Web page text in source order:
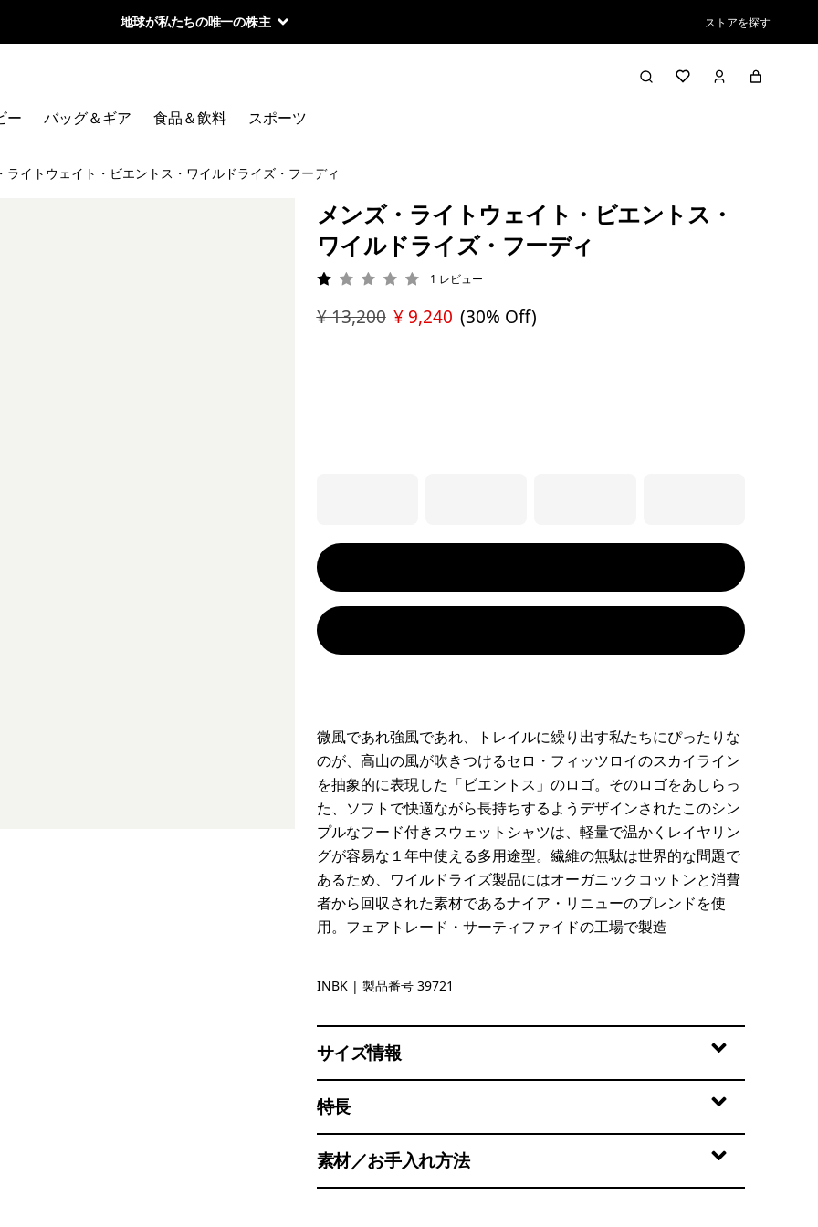
地球が私たちの唯一の株主 ストアを探す
ー バッグ＆ギア 食品＆飲料 スポーツ
ライトウェイト・ビエントス・ワイルドライズ・フーディ
メンズ・ライトウェイト・ビエントス・
ワイルドライズ・フーディ
評価: 1 / 5 1 レビュー
¥ 13,200 ¥ 9,240 (30% Off)
微風であれ強風であれ、トレイルに繰り出す私たちにぴったりな
のが、高山の風が吹きつけるセロ・フィッツロイのスカイライン
を抽象的に表現した「ビエントス」のロゴ。そのロゴをあしらっ
た、ソフトで快適ながら長持ちするようデザインされたこのシン
プルなフード付きスウェットシャツは、軽量で温かくレイヤリン
グが容易な１年中使える多用途型。繊維の無駄は世界的な問題で
あるため、ワイルドライズ製品にはオーガニックコットンと消費
者から回収された素材であるナイア・リニューのブレンドを使
用。フェアトレード・サーティファイドの工場で製造
Ink Black
INBK | 製品番号 39721
サイズ情報
特長
素材／お手入れ方法